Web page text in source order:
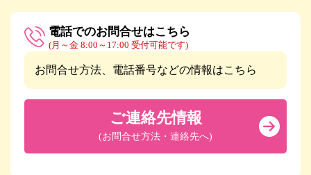
電話でのお問合せはこちら
(月～金 8:00～17:00 受付可能です)
お問合せ方法、電話番号などの情報はこちら
ご連絡先情報
(お問合せ方法・連絡先へ)